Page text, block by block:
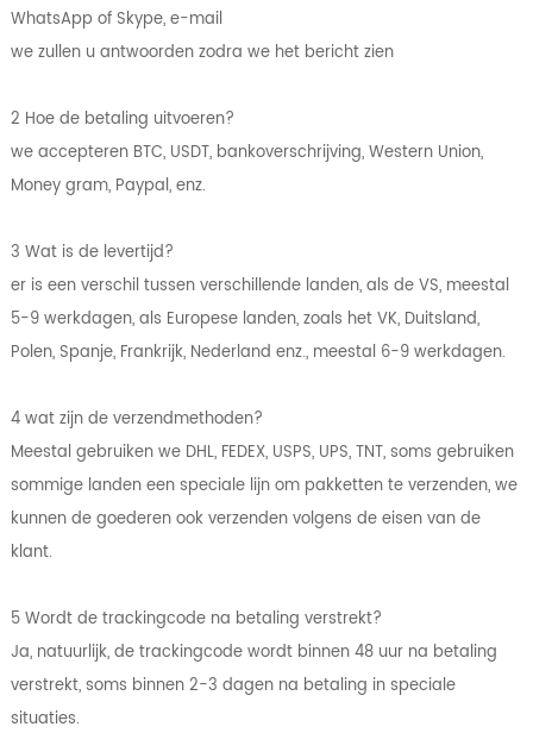
WhatsApp of Skype, e-mail
we zullen u antwoorden zodra we het bericht zien
2 Hoe de betaling uitvoeren?
we accepteren BTC, USDT, bankoverschrijving, Western Union,
Money gram, Paypal, enz.
3 Wat is de levertijd?
er is een verschil tussen verschillende landen, als de VS, meestal
5-9 werkdagen, als Europese landen, zoals het VK, Duitsland,
Polen, Spanje, Frankrijk, Nederland enz., meestal 6-9 werkdagen.
4 wat zijn de verzendmethoden?
Meestal gebruiken we DHL, FEDEX, USPS, UPS, TNT, soms gebruiken
sommige landen een speciale lijn om pakketten te verzenden, we
kunnen de goederen ook verzenden volgens de eisen van de
klant.
5 Wordt de trackingcode na betaling verstrekt?
Ja, natuurlijk, de trackingcode wordt binnen 48 uur na betaling
verstrekt, soms binnen 2-3 dagen na betaling in speciale
situaties.